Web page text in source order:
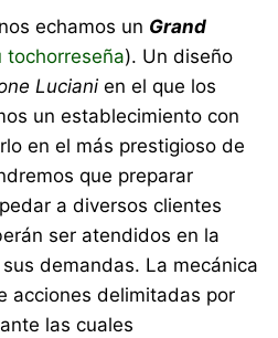
echamos un Grand
tochorreseña). Un diseño
Lucianien el que los
un establecimiento con
en el más prestigioso de
que preparar
a diversos clientes
ser atendidos en la
demandas. La mecánica
acciones delimitadas por
las cuales